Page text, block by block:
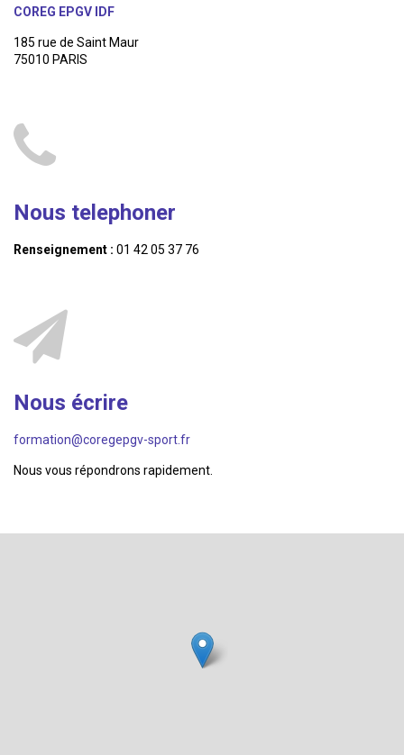
COREG EPGV IDF
185 rue de Saint Maur
75010 PARIS
Nous telephoner
Renseignement : 01 42 05 37 76
Nous écrire
formation@coregepgv-sport.fr
Nous vous répondrons rapidement.